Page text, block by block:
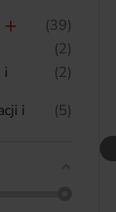
39
2
2
5